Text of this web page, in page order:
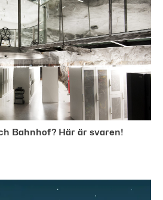
Bahnhof? Här är svaren!